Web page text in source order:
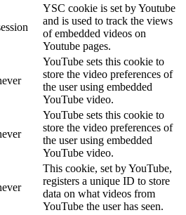
YSC cookie is set by Youtube
and is used to track the views
of embedded videos on
Youtube pages.
YouTube sets this cookie to
store the video preferences of
the user using embedded
YouTube video.
YouTube sets this cookie to
store the video preferences of
the user using embedded
YouTube video.
This cookie, set by YouTube,
registers a unique ID to store
data on what videos from
YouTube the user has seen.